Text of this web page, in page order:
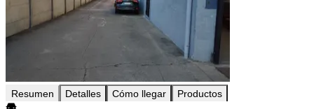
Resumen Detalles Cómo llegar Productos